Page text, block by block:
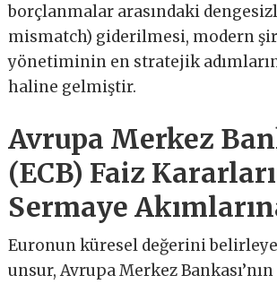
borçlanmalar arasındaki
mismatch) giderilmesi, modern
yönetiminin en stratejik
haline gelmiştir.
Avrupa Merkez
(ECB) Faiz
Sermaye
Euronun küresel değerini
unsur, Avrupa Merkez Bankası’nın